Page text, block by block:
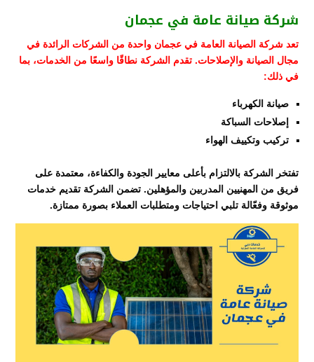
شركة صيانة عامة في عجمان
تعد شركة الصيانة العامة في عجمان واحدة من الشركات الرائدة في
مجال الصيانة والإصلاحات. تقدم الشركة نطاقًا واسعًا من الخدمات، بما
في ذلك:
صيانة الكهرباء
إصلاحات السباكة
تركيب وتكييف الهواء
تفتخر الشركة بالالتزام بأعلى معايير الجودة والكفاءة، معتمدة على
فريق من المهنيين المدربين والمؤهلين. تضمن الشركة تقديم خدمات
موثوقة وفعّالة تلبي احتياجات ومتطلبات العملاء بصورة ممتازة.